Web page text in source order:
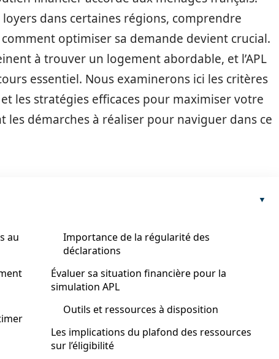
dans certaines régions, comprendre
optimiser sa demande devient crucial.
à trouver un logement abordable, et l’APL
essentiel. Nous examinerons ici les critères
les stratégies efficaces pour maximiser votre
démarches à réaliser pour naviguer dans ce
au
Importance de la régularité des
déclarations
Évaluer sa situation financière pour la
simulation APL
Outils et ressources à disposition
Les implications du plafond des ressources
sur l’éligibilité